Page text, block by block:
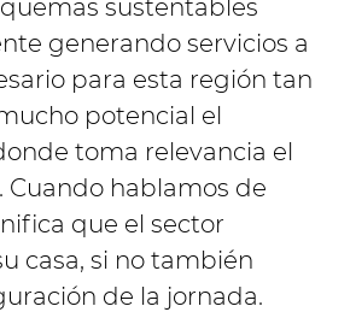
sustentables
generando servicios a
para esta región tan
potencial el
toma relevancia el
Cuando hablamos de
que el sector
casa, si no también
de la jornada.